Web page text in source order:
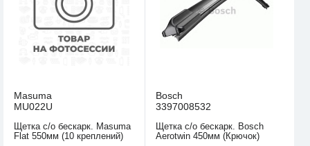
Masuma
MU022U
Щетка с/о бескарк. Masuma
Flat 550мм (10 креплений)
Bosch
3397008532
Щетка с/о бескарк. Bosch
Aerotwin 450мм (Крючок)